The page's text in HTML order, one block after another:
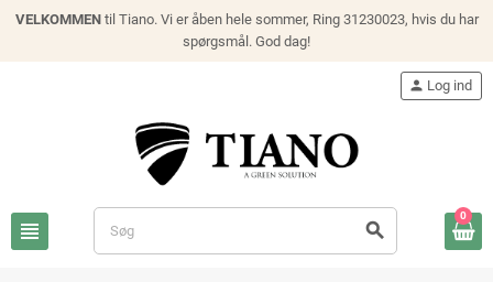
VELKOMMENtil Tiano. Vi er åben hele sommer, Ring 31230023, hvis du har
spørgsmål. God dag!
view_headline search
person Log ind
0